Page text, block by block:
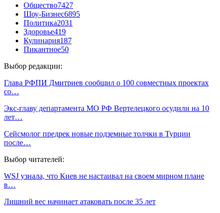
Общество7427
Шоу-Бизнес6895
Политика2031
Здоровье419
Кулинария187
Пикантное50
Выбор редакции:
Глава РФПИ Дмитриев сообщил о 100 совместных проектах
со…
Экс-главу департамента МО РФ Вертелецкого осудили на 10
лет…
Сейсмолог предрек новые подземные толчки в Турции
после…
Выбор читателей:
WSJ узнала, что Киев не настаивал на своем мирном плане
в…
Лишний вес начинает атаковать после 35 лет